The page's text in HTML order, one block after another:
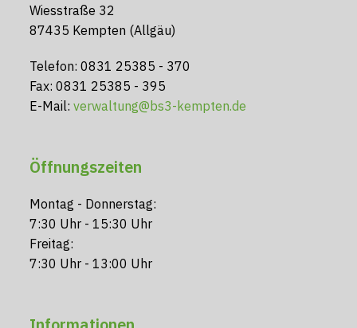
Wiesstraße 32
87435 Kempten (Allgäu)
Telefon: 0831 25385 - 370
Fax: 0831 25385 - 395
E-Mail:verwaltung@bs3-kempten.de
Öffnungszeiten
Montag - Donnerstag:
7:30 Uhr - 15:30 Uhr
Freitag:
7:30 Uhr - 13:00 Uhr